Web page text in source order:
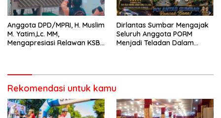
Anggota DPD/MPRI, H. Muslim
M. Yatim,Lc. MM,
Mengapresiasi Relawan KSB
Dirlantas Sumbar Mengajak
Seluruh Anggota PORM
Menjadi Teladan Dalam
Rekomendasi untuk kamu